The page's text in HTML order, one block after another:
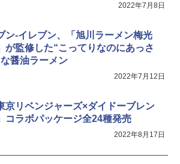
クション トースト機能
￥44,800
2022年7月8日
ン-イレブン、「旭川ラーメン梅光
が監修した“こってりなのにあっさ
な醤油ラーメン
2022年7月12日
京リベンジャーズ×ダイドーブレン
コラボパッケージ全24種発売
2022年8月17日